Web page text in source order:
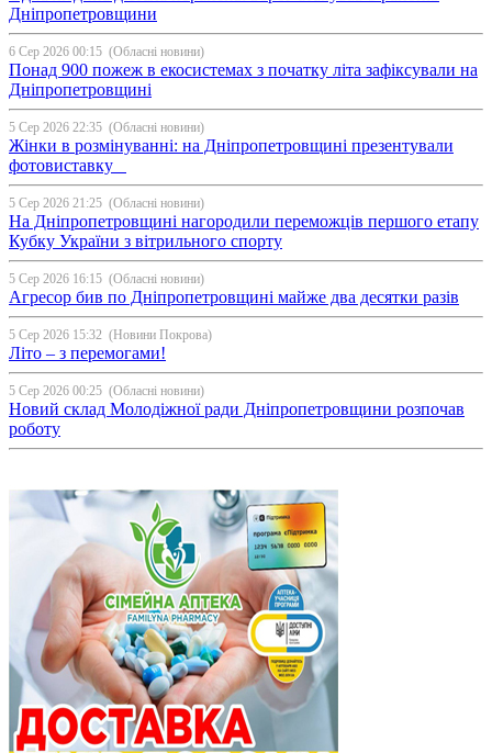
Дніпропетровщини
6 Сер 2026 00:15 (Обласні новини)
Понад 900 пожеж в екосистемах з початку літа зафіксували на
Дніпропетровщині
5 Сер 2026 22:35 (Обласні новини)
Жінки в розмінуванні: на Дніпропетровщині презентували
фотовиставку
5 Сер 2026 21:25 (Обласні новини)
На Дніпропетровщині нагородили переможців першого етапу
Кубку України з вітрильного спорту
5 Сер 2026 16:15 (Обласні новини)
Агресор бив по Дніпропетровщині майже два десятки разів
5 Сер 2026 15:32 (Новини Покрова)
Літо – з перемогами!
5 Сер 2026 00:25 (Обласні новини)
Новий склад Молодіжної ради Дніпропетровщини розпочав
роботу